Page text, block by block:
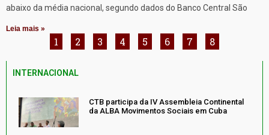
abaixo da média nacional, segundo dados do Banco Central São
Leia mais »
1 2 3 4 5 6 7 8
INTERNACIONAL
CTB participa da IV Assembleia Continental
da ALBA Movimentos Sociais em Cuba